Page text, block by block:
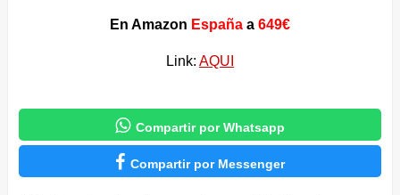
En Amazon Españaa 649€
Link: AQUI
 Compartir por Whatsapp
 Compartir por Messenger